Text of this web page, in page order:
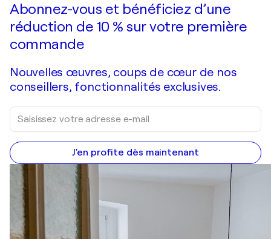
Je passe commande
Abonnez-vous et bénéficiez d’une
réduction de 10 % sur votre première
commande
Nouvelles œuvres, coups de cœur de nos
conseillers, fonctionnalités exclusives.
J'en profite dès maintenant